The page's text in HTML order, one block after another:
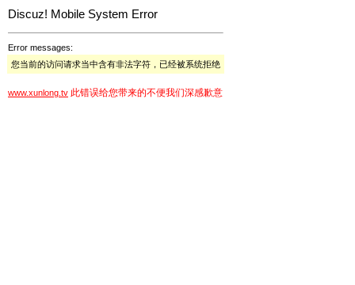
Discuz! Mobile System Error
Error messages:
您当前的访问请求当中含有非法字符，已经被系统拒绝
www.xunlong.tv 此错误给您带来的不便我们深感歉意